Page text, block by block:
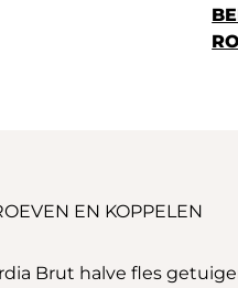
EN KOPPELEN
Brut halve fles